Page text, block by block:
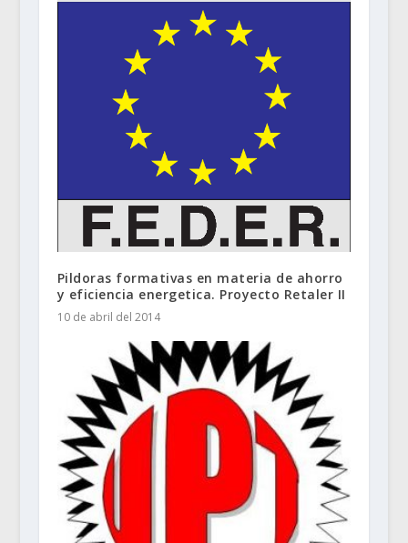
Pildoras formativas en materia de ahorro
y eficiencia energetica. Proyecto Retaler II
10 de abril del 2014